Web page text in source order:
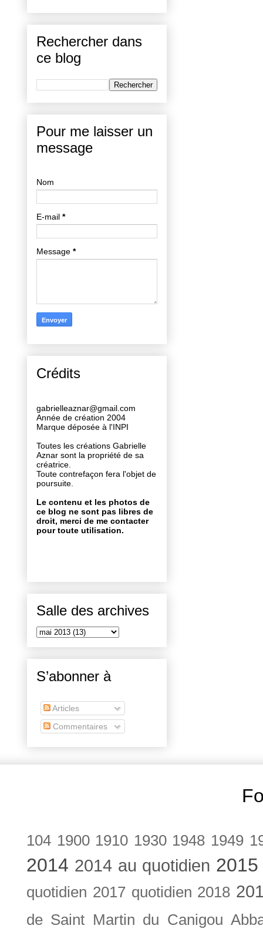
Rechercher dans
ce blog
Pour me laisser un
message
Nom
E-mail *
Message *
Crédits
gabrielleaznar@gmail.com
Année de création 2004
Marque déposée à l'INPI
Toutes les créations Gabrielle
Aznar sont la propriété de sa
créatrice.
Toute contrefaçon fera l'objet de
poursuite.
Le contenu et les photos de
ce blog ne sont pas libres de
droit, merci de me contacter
pour toute utilisation.
Salle des archives
S’abonner à
Articles
Commentaires
104 1900 1910 1930 1948 1949
2014 2014 au quotidien
quotidien 2017 quotidien 2018
de Saint Martin du Canigou